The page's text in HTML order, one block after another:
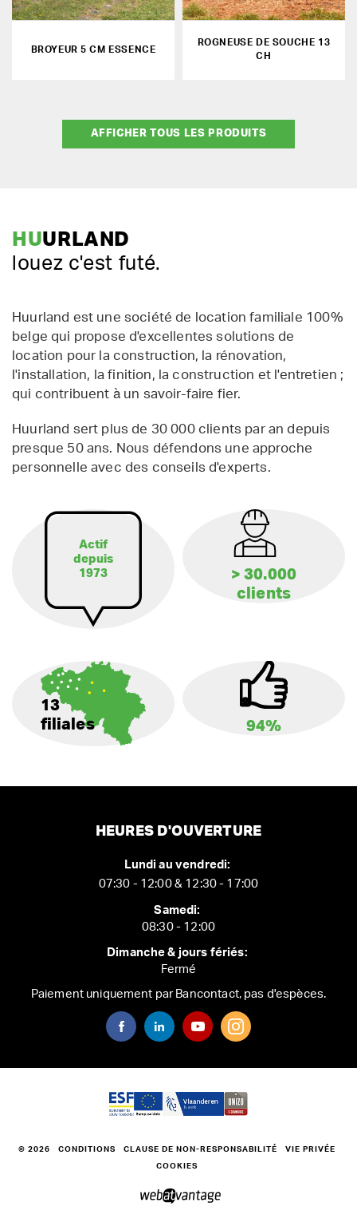
BROYEUR 5 CM ESSENCE
ROGNEUSE DE SOUCHE 13
CH
AFFICHER TOUS LES PRODUITS
HUURLAND
louez c'est futé.
Huurland est une société de location familiale 100%
belge qui propose d'excellentes solutions de
location pour la construction, la rénovation,
l'installation, la finition, la construction et l'entretien ;
qui contribuent à un savoir-faire fier.
Huurland sert plus de 30 000 clients par an depuis
presque 50 ans. Nous défendons une approche
personnelle avec des conseils d'experts.
Actif
depuis
1973
> 30.000
clients
13
filiales
94%
HEURES D'OUVERTURE
Lundi au vendredi:
07:30 - 12:00 & 12:30 - 17:00
Samedi:
08:30 - 12:00
Dimanche & jours fériés:
Fermé
Paiement uniquement par Bancontact, pas d'espèces.
© 2026 CONDITIONS CLAUSE DE NON-RESPONSABILITÉ VIE PRIVÉE
COOKIES